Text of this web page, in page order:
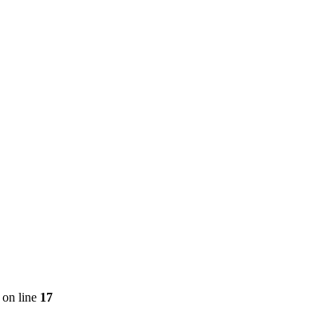
on line 17